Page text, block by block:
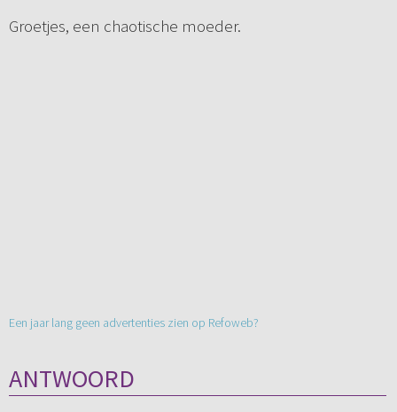
Groetjes, een chaotische moeder.
Een jaar lang geen advertenties zien op Refoweb?
ANTWOORD